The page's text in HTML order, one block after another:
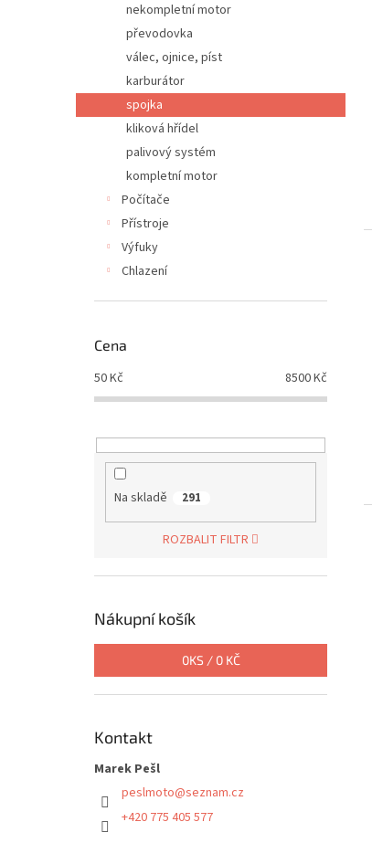
nekompletní motor
převodovka
válec, ojnice, píst
karburátor
spojka
kliková hřídel
palivový systém
kompletní motor
Počítače
Přístroje
Výfuky
Chlazení
Cena
50Kč 8500Kč
Na skladě 291
ROZBALIT FILTR
Nákupní košík
0KS / 0 KČ
Kontakt
Marek Pešl
peslmoto@seznam.cz
+420 775 405 577